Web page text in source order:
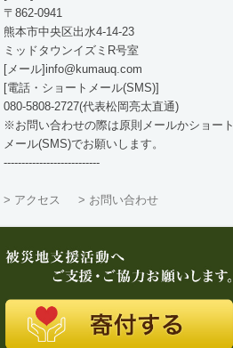
〒862-0941
熊本市中央区出水4-14-23
ミッドタウンイズミR号室
[メール]info@kumauq.com
[電話・ショートメール(SMS)]
080-5808-2727(代表松岡亮太直通)
※お問い合わせの際は原則メールかショート
メール(SMS)でお願いします。
---------------------------
> アクセス > お問い合わせ